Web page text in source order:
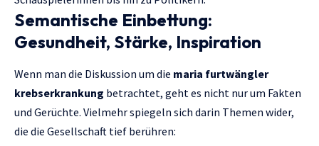
Semantische Einbettung:
Gesundheit, Stärke, Inspiration
Wenn man die Diskussion um die maria furtwängler
krebserkrankung betrachtet, geht es nicht nur um Fakten
und Gerüchte. Vielmehr spiegeln sich darin Themen wider,
die die Gesellschaft tief berühren: